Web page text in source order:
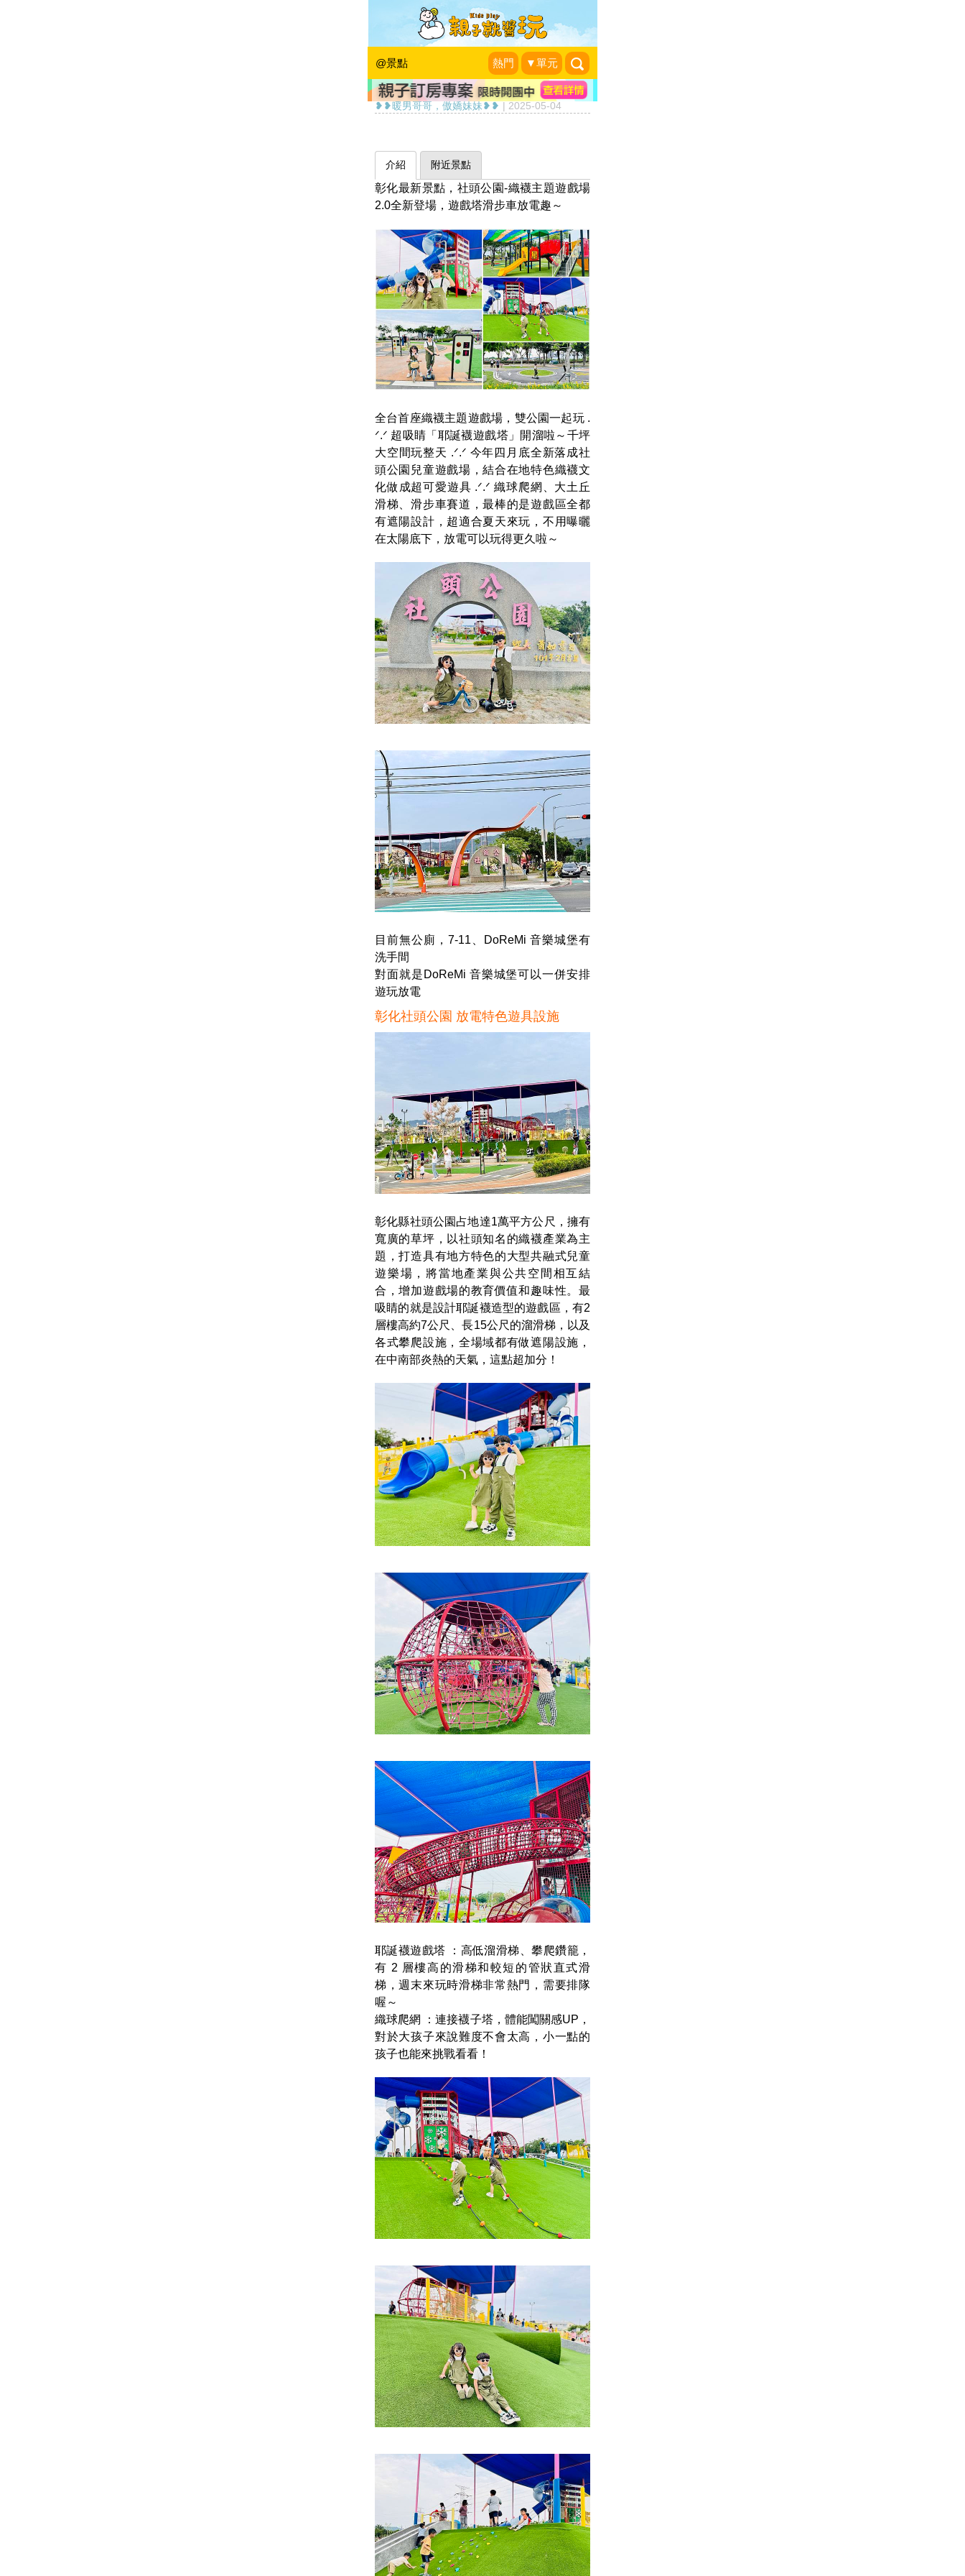
@景點 熱門 ▼單元
耶誕襪遊戲塔×滑步車賽
道，千坪大空間玩整天～彰
化社頭公園
❥❥暖男哥哥，傲嬌妹妹❥❥ 2025-05-04
介紹 附近景點
彰化最新景點，社頭公園-織襪主題遊戲場
2.0全新登場，遊戲塔滑步車放電趣～
全台首座織襪主題遊戲場，雙公園一起玩 .
ᐟ.ᐟ 超吸睛「耶誕襪遊戲塔」開溜啦～千坪
大空間玩整天 .ᐟ.ᐟ 今年四月底全新落成社
頭公園兒童遊戲場，結合在地特色織襪文
化做成超可愛遊具 .ᐟ.ᐟ 織球爬網、大土丘
滑梯、滑步車賽道，最棒的是遊戲區全都
有遮陽設計，超適合夏天來玩，不用曝曬
在太陽底下，放電可以玩得更久啦～
目前無公廁，7-11、DoReMi 音樂城堡有
洗手間
對面就是DoReMi 音樂城堡可以一併安排
遊玩放電
彰化社頭公園 放電特色遊具設施
彰化縣社頭公園占地達1萬平方公尺，擁有
寬廣的草坪，以社頭知名的織襪產業為主
題，打造具有地方特色的大型共融式兒童
遊樂場，將當地產業與公共空間相互結
合，增加遊戲場的教育價值和趣味性。最
吸睛的就是設計耶誕襪造型的遊戲區，有2
層樓高約7公尺、長15公尺的溜滑梯，以及
各式攀爬設施，全場域都有做遮陽設施，
在中南部炎熱的天氣，這點超加分！
耶誕襪遊戲塔 ：高低溜滑梯、攀爬鑽籠，
有 2 層樓高的滑梯和較短的管狀直式滑
梯，週末來玩時滑梯非常熱門，需要排隊
喔～
織球爬網 ：連接襪子塔，體能闖關感UP，
對於大孩子來說難度不會太高，小一點的
孩子也能來挑戰看看！